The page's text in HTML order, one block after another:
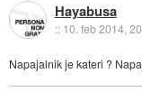
Hayabusa
:: 10. feb 2014,
Napajalnik je kateri ?